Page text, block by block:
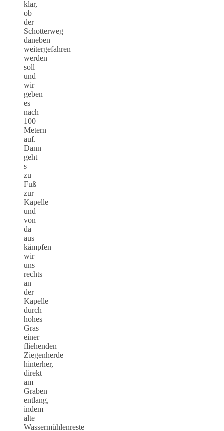
klar,
ob
der
Schotterweg
daneben
weitergefahren
werden
soll
und
wir
geben
es
nach
100
Metern
auf.
Dann
geht
s
zu
Fuß
zur
Kapelle
und
von
da
aus
kämpfen
wir
uns
rechts
an
der
Kapelle
durch
hohes
Gras
einer
fliehenden
Ziegenherde
hinterher,
direkt
am
Graben
entlang,
indem
alte
Wassermühlenreste